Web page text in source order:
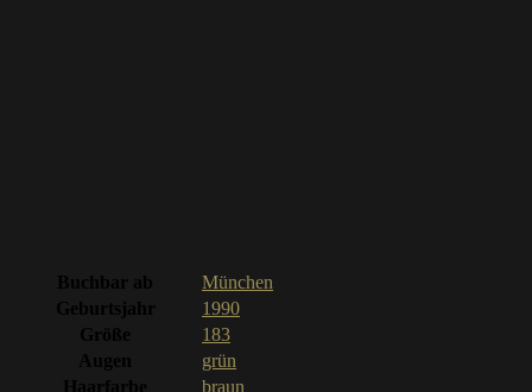
Buchbar ab
München
Geburtsjahr
1990
Größe
183
Augen
grün
Haarfarbe
braun